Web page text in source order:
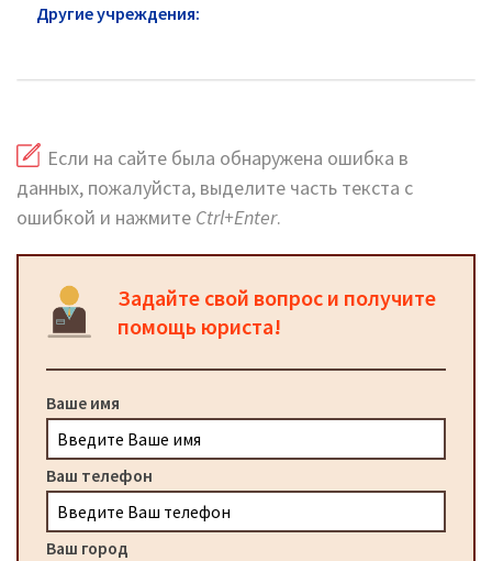
Другие учреждения:
Если на сайте была обнаружена ошибка в
данных, пожалуйста, выделите часть текста с
ошибкой и нажмите Ctrl+Enter.
Задайте свой вопрос и получите
помощь юриста!
Ваше имя
Ваш телефон
Ваш город